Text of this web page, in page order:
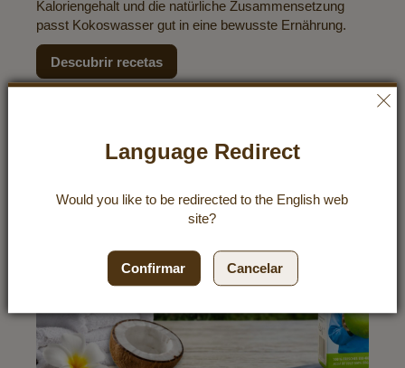
Kaloriengehalt und die natürliche Zusammensetzung
passt Kokoswasser gut in eine bewusste Ernährung.
Descubrir recetas
Language Redirect
Would you like to be redirected to the English web
site?
Confirmar Cancelar